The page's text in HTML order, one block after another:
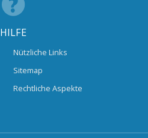
HILFE
Nützliche Links
Sitemap
Rechtliche Aspekte